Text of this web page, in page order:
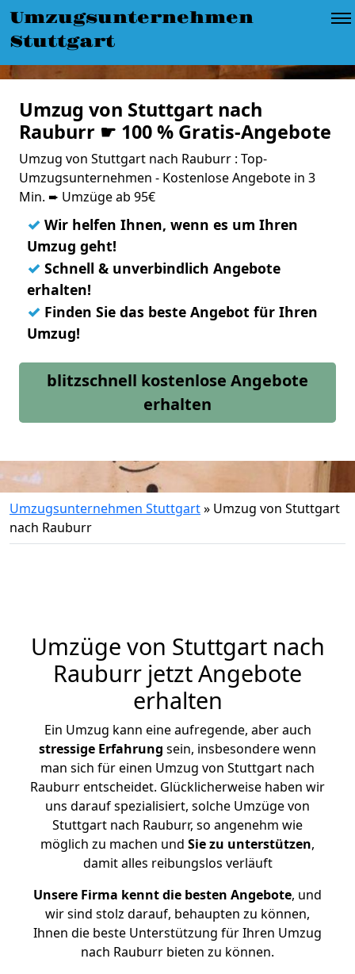
Umzugsunternehmen
Stuttgart
Umzug von Stuttgart nach
Rauburr ☛ 100 % Gratis-Angebote
Umzug von Stuttgart nach Rauburr : Top-
Umzugsunternehmen - Kostenlose Angebote in 3
Min. ➨ Umzüge ab 95€
✓ Wir helfen Ihnen, wenn es um Ihren
Umzug geht!
✓ Schnell & unverbindlich Angebote
erhalten!
✓ Finden Sie das beste Angebot für Ihren
Umzug!
blitzschnell kostenlose Angebote
erhalten
Umzugsunternehmen Stuttgart» Umzug von Stuttgart
nach Rauburr
Umzüge von Stuttgart nach
Rauburr jetzt Angebote
erhalten
Ein Umzug kann eine aufregende, aber auch
stressige Erfahrung sein, insbesondere wenn
man sich für einen Umzug von Stuttgart nach
Rauburr entscheidet. Glücklicherweise haben wir
uns darauf spezialisiert, solche Umzüge von
Stuttgart nach Rauburr, so angenehm wie
möglich zu machen und Sie zu unterstützen,
damit alles reibungslos verläuft
Unsere Firma kennt die besten Angebote, und
wir sind stolz darauf, behaupten zu können,
Ihnen die beste Unterstützung für Ihren Umzug
nach Rauburr bieten zu können.